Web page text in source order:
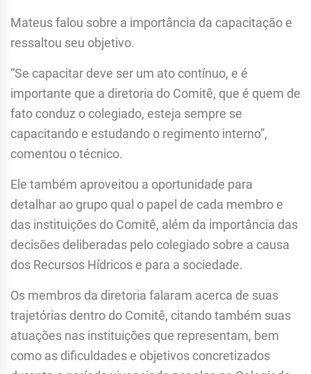
Mateus falou sobre a importância da capacitação e
ressaltou seu objetivo.
“Se capacitar deve ser um ato contínuo, e é
importante que a diretoria do Comitê, que é quem de
fato conduz o colegiado, esteja sempre se
capacitando e estudando o regimento interno”,
comentou o técnico.
Ele também aproveitou a oportunidade para
detalhar ao grupo qual o papel de cada membro e
das instituições do Comitê, além da importância das
decisões deliberadas pelo colegiado sobre a causa
dos Recursos Hídricos e para a sociedade.
Os membros da diretoria falaram acerca de suas
trajetórias dentro do Comitê, citando também suas
atuações nas instituições que representam, bem
como as dificuldades e objetivos concretizados